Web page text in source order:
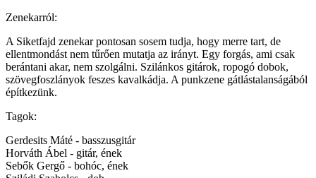
Zenekarról:
A Siketfajd zenekar pontosan sosem tudja, hogy merre tart, de
ellentmondást nem tűrően mutatja az irányt. Egy forgás, ami csak
berántani akar, nem szolgálni. Szilánkos gitárok, ropogó dobok,
szövegfoszlányok feszes kavalkádja. A punkzene gátlástalanságából
építkezünk.
Tagok:
Gerdesits Máté - basszusgitár
Horváth Ábel - gitár, ének
Sebők Gergő - bohóc, ének